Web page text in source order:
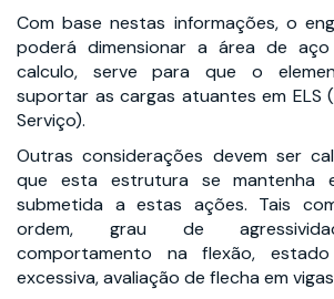
Com base nestas informações, o
poderá dimensionar a área de aço
calculo, serve para que o
suportar as cargas atuantes em ELS
Serviço).
Outras considerações devem ser
que esta estrutura se mantenha
submetida a estas ações. Tais
ordem, grau de
comportamento na flexão,
excessiva, avaliação de flecha em